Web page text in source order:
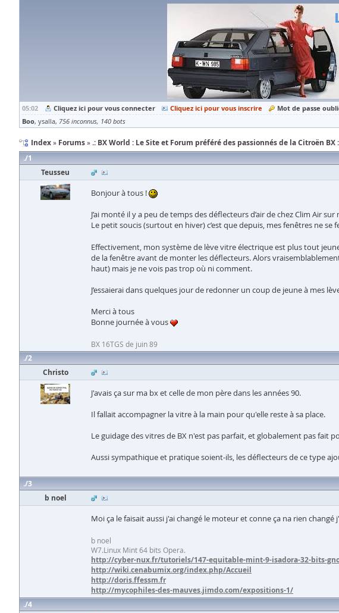
05:02 Cliquez ici pour vous connecter Cliquez ici pour vous inscrire
Mot de passe
Boo ysalla 756 inconnus 140 bots
Index Forums .: BX World : Le Site et Forum préféré des passionnés de la Citroën BX
1
Teusseu
Bonjour à tous !
J’ai monté il y a peu de temps des déflecteurs d’air de chez Clim Air
Le petit soucis (surtout en hiver) c’est que depuis, mes fenêtres ne
Effectivement, mon système de lève vitre électrique est plus tout
de la fenêtre avant de monter les déflecteurs. Alors
haut) mais je ne vois pas trop où ni comment.
J’essaierai dans quelques jour de redonner un coup de jeune à mes
Merci à tous
Bonne journée à vous
BX 16TGS de juin 89
2
Christo
J'avais ça sur ma bx et celle de mon père dans les années 90.
Il fallait accompagner la vitre à la main pour qu'elle reste à sa place.
Le guidage des vitres de BX n'est pas parfait, et globalement pas fait
Aussi sympathique et pratique soient-ils, les déflecteurs de ce type
3
b noel
Moi ça le faisait aussi j'ai changé le moteur et conne ça na rien
b noel
W7.Linux Mint 64 bits Opera.
http://cyber-nux.fr/tutoriels/147-equitable-mint-9-isadora-32-bits-
http://wiki.cenabumix.org/index.php/Accueil
http://doris.ffessm.fr
http://mycophiles-des-mauves.jimdo.com/expositions-1/
4